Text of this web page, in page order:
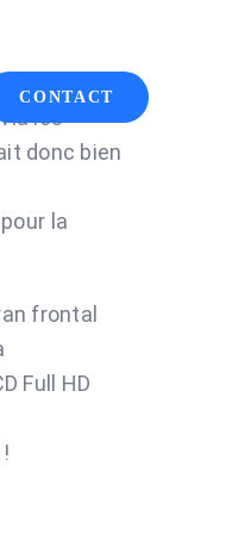
CONTACT
qui
les
donc bien
la
frontal
Full HD